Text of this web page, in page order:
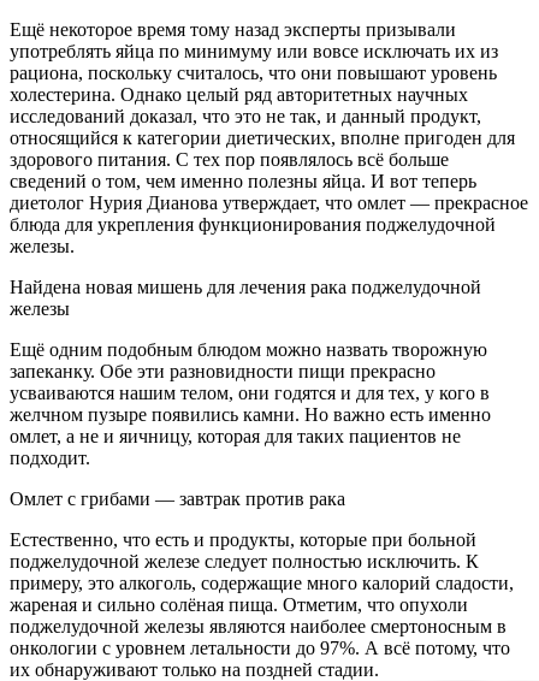
Ещё некоторое время тому назад эксперты призывали
употреблять яйца по минимуму или вовсе исключать их из
рациона, поскольку считалось, что они повышают уровень
холестерина. Однако целый ряд авторитетных научных
исследований доказал, что это не так, и данный продукт,
относящийся к категории диетических, вполне пригоден для
здорового питания. С тех пор появлялось всё больше
сведений о том, чем именно полезны яйца. И вот теперь
диетолог Нурия Дианова утверждает, что омлет — прекрасное
блюда для укрепления функционирования поджелудочной
железы.
Найдена новая мишень для лечения рака поджелудочной
железы
Ещё одним подобным блюдом можно назвать творожную
запеканку. Обе эти разновидности пищи прекрасно
усваиваются нашим телом, они годятся и для тех, у кого в
желчном пузыре появились камни. Но важно есть именно
омлет, а не и яичницу, которая для таких пациентов не
подходит.
Омлет с грибами — завтрак против рака
Естественно, что есть и продукты, которые при больной
поджелудочной железе следует полностью исключить. К
примеру, это алкоголь, содержащие много калорий сладости,
жареная и сильно солёная пища. Отметим, что опухоли
поджелудочной железы являются наиболее смертоносным в
онкологии с уровнем летальности до 97%. А всё потому, что
их обнаруживают только на поздней стадии.